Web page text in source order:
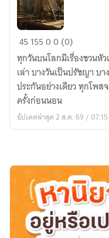
วัน
แวบ
45 15500 (0)
ทุกวันบนโลกมีเรื่องชวนหั
เล่า บางวันเป็นปรัชญา บ
ประกันอย่างเดียว ทุกโพ
ครั้งก่อนนอน
อัปเดตล่าสุด 2 ส.ค. 69 /